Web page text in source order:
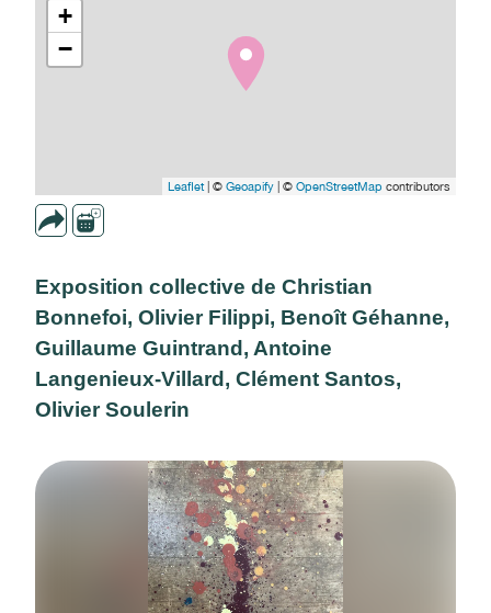
+
−
Leaflet| © Geoapify | © OpenStreetMap contributors
Exposition collective de Christian
Bonnefoi, Olivier Filippi, Benoît Géhanne,
Guillaume Guintrand, Antoine
Langenieux-Villard, Clément Santos,
Olivier Soulerin